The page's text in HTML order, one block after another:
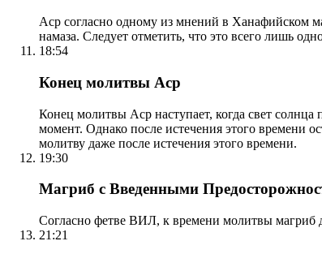
Аср согласно одному из мнений в Ханафийском
намаза. Следует отметить, что это всего лишь
18:54
Конец молитвы Аср
Конец молитвы Аср наступает, когда свет
момент. Однако после истечения этого времени
молитву даже после истечения этого времени.
19:30
Магриб с Введенными
Согласно фетве ВИЛ, к времени молитвы магриб
21:21